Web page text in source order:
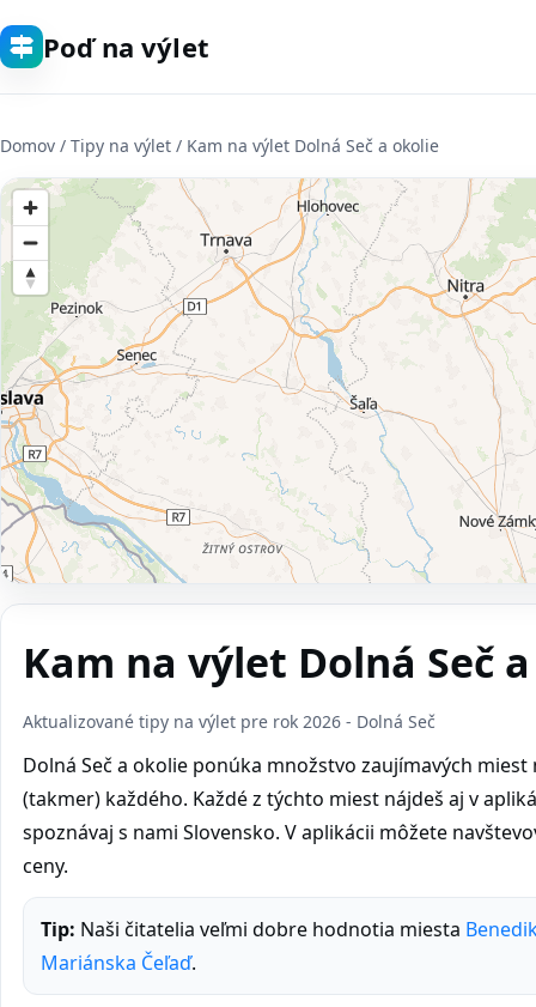
Poď na výlet
Domov / Tipy na výlet / Kam na výlet Dolná Seč a okolie
Kam na výlet Dolná Seč
Aktualizované tipy na výlet pre rok 2026 - Dolná Seč
Dolná Seč a okolie ponúka množstvo zaujímavých
(takmer) každého. Každé z týchto miest nájdeš aj v
spoznávaj s nami Slovensko. V aplikácii môžete
ceny.
Tip: Naši čitatelia veľmi dobre hodnotia miesta
Mariánska Čeľaď.